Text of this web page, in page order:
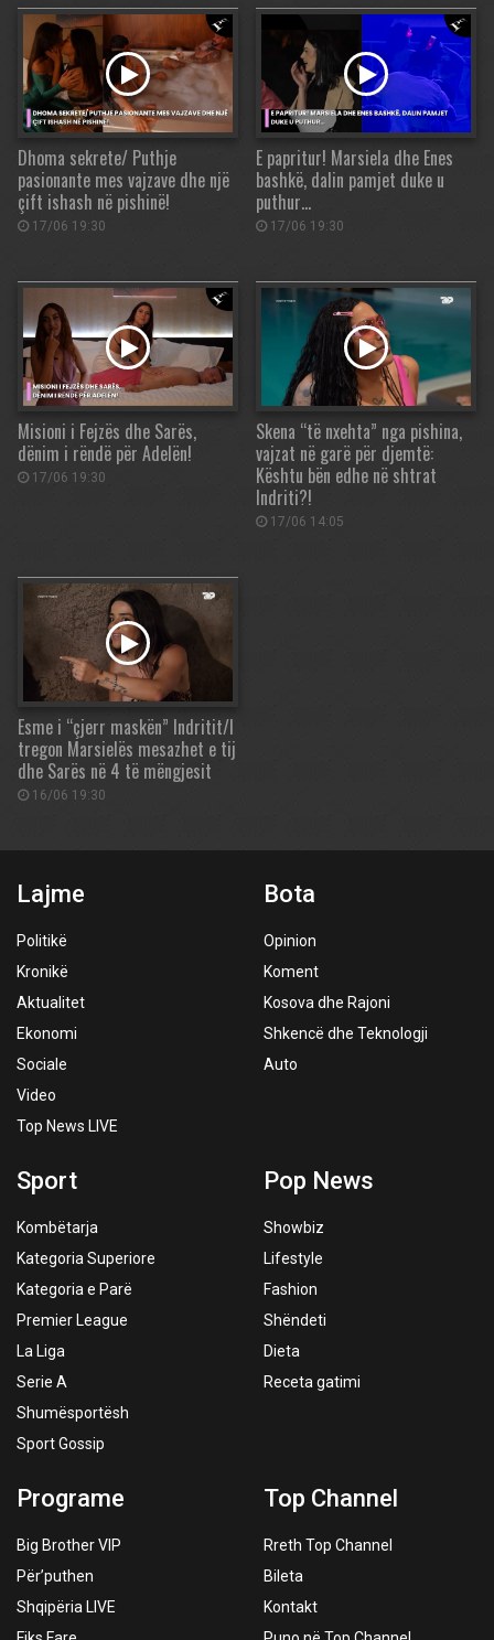
Dhoma sekrete/ Puthje
pasionante mes vajzave dhe një
çift ishash në pishinë!
17/06 19:30
E papritur! Marsiela dhe Enes
bashkë, dalin pamjet duke u
puthur…
17/06 19:30
Misioni i Fejzës dhe Sarës,
dënim i rëndë për Adelën!
17/06 19:30
Skena “të nxehta” nga pishina,
vajzat në garë për djemtë:
Kështu bën edhe në shtrat
Indriti?!
17/06 14:05
Esme i “çjerr maskën” Indritit/I
tregon Marsielës mesazhet e tij
dhe Sarës në 4 të mëngjesit
16/06 19:30
Lajme
Politikë
Kronikë
Aktualitet
Ekonomi
Sociale
Video
Top News LIVE
Bota
Opinion
Koment
Kosova dhe Rajoni
Shkencë dhe Teknologji
Auto
Sport
Kombëtarja
Kategoria Superiore
Kategoria e Parë
Premier League
La Liga
Serie A
Shumësportësh
Sport Gossip
Pop News
Showbiz
Lifestyle
Fashion
Shëndeti
Dieta
Receta gatimi
Programe
Big Brother VIP
Për’puthen
Shqipëria LIVE
Top Channel
Rreth Top Channel
Bileta
Kontakt